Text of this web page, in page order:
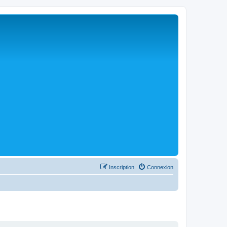
Connexion
Inscription